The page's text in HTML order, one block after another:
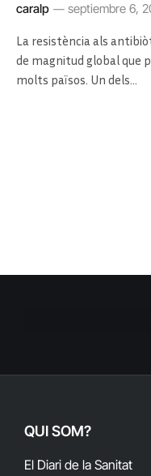
caralp septiembre 6,
La resistència als
de magnitud global que
molts països. Un dels…
QUI SOM?
El Diari de la Sanitat